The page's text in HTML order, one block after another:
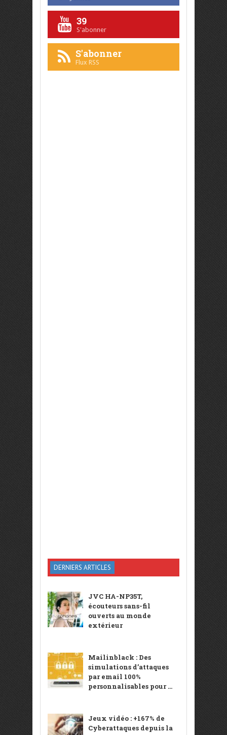
39
S'abonner
S'abonner
Flux RSS
DERNIERS ARTICLES
JVC HA-NP35T,
écouteurs sans-fil
ouverts au monde
extérieur
Mailinblack : Des
simulations d’attaques
par email 100%
personnalisables pour ...
Jeux vidéo : +167% de
Cyberattaques depuis la